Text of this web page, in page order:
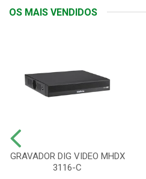
OS MAIS VENDIDOS
GRAVADOR DIG VIDEO MHDX
3116-C